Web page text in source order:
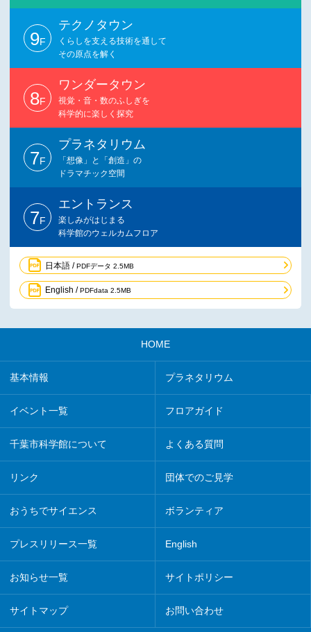
9F
テクノタウン
くらしを支える技術を通して
その原点を解く
8F
ワンダータウン
視覚・音・数のふしぎを
科学的に楽しく探究
7F
プラネタリウム
「想像」と「創造」の
ドラマチック空間
7F
エントランス
楽しみがはじまる
科学館のウェルカムフロア
日本語 /PDFデータ 2.5MB
English / PDFdata 2.5MB
HOME
基本情報 プラネタリウム
イベント一覧 フロアガイド
千葉市科学館について よくある質問
リンク 団体でのご見学
おうちでサイエンス ボランティア
プレスリリース一覧 English
お知らせ一覧 サイトポリシー
サイトマップ お問い合わせ